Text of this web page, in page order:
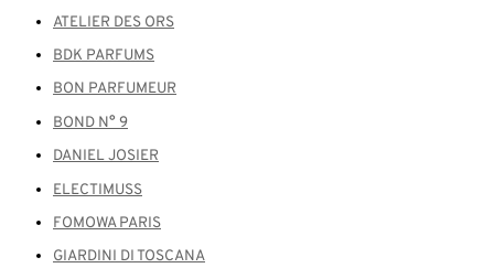
ATELIER DES ORS
BDK PARFUMS
BON PARFUMEUR
BOND N° 9
DANIEL JOSIER
ELECTIMUSS
FOMOWA PARIS
GIARDINI DI TOSCANA